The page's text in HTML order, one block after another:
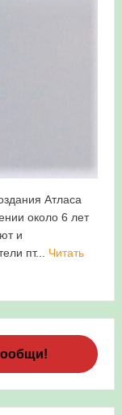
Атласа
около 6 лет
и
пт... Читать